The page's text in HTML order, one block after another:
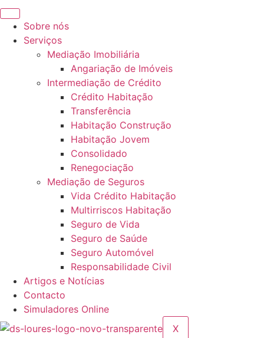
Sobre nós
Serviços
Mediação Imobiliária
Angariação de Imóveis
Intermediação de Crédito
Crédito Habitação
Transferência
Habitação Construção
Habitação Jovem
Consolidado
Renegociação
Mediação de Seguros
Vida Crédito Habitação
Multirriscos Habitação
Seguro de Vida
Seguro de Saúde
Seguro Automóvel
Responsabilidade Civil
Artigos e Notícias
Contacto
Simuladores Online
X